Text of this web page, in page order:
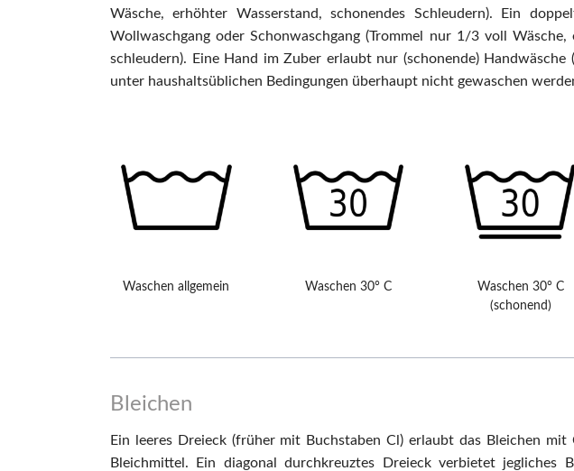
Wäsche, erhöhter Wasserstand, schonendes Schleudern). Ein
Wollwaschgang oder Schonwaschgang (Trommel nur 1/3 voll
schleudern). Eine Hand im Zuber erlaubt nur (schonende)
unter haushaltsüblichen Bedingungen überhaupt nicht gewaschen
Waschen allgemein Waschen 30° C
Waschen 30° C
(schonend)
Bleichen
Ein leeres Dreieck (früher mit Buchstaben Cl) erlaubt das Bleichen
Bleichmittel. Ein diagonal durchkreuztes Dreieck verbietet